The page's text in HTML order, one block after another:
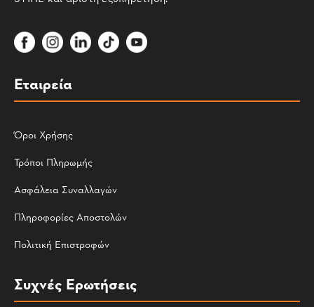
Εταιρεία
Όροι Χρήσης
Τρόποι Πληρωμής
Ασφάλεια Συναλλαγών
Πληροφορίες Αποστολών
Πολιτική Επιστροφών
Συχνές Ερωτήσεις